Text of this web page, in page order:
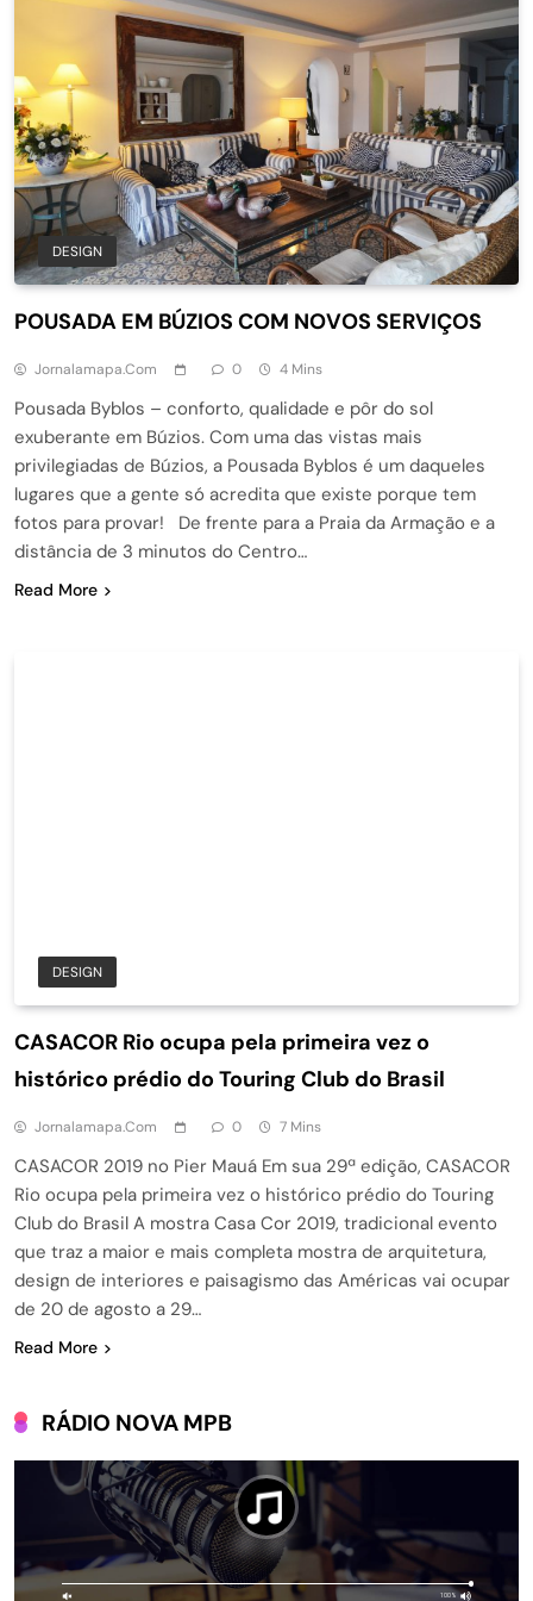
DESIGN
POUSADA EM BÚZIOS COM NOVOS SERVIÇOS
Jornalamapa.com 0 4 Mins
Pousada Byblos – conforto, qualidade e pôr do sol
exuberante em Búzios. Com uma das vistas mais
privilegiadas de Búzios, a Pousada Byblos é um daqueles
lugares que a gente só acredita que existe porque tem
fotos para provar! De frente para a Praia da Armação e a
distância de 3 minutos do Centro…
Read More
DESIGN
CASACOR Rio ocupa pela primeira vez o
histórico prédio do Touring Club do Brasil
Jornalamapa.com 0 7 Mins
CASACOR 2019 no Pier Mauá Em sua 29ª edição, CASACOR
Rio ocupa pela primeira vez o histórico prédio do Touring
Club do Brasil A mostra Casa Cor 2019, tradicional evento
que traz a maior e mais completa mostra de arquitetura,
design de interiores e paisagismo das Américas vai ocupar
de 20 de agosto a 29…
Read More
RÁDIO NOVA MPB